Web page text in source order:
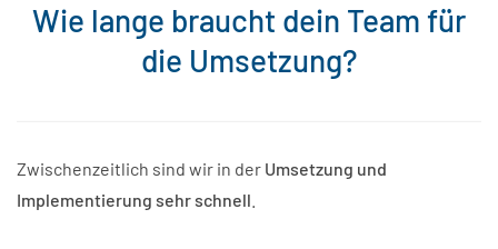
Wie lange braucht dein Team für
die Umsetzung?
Zwischenzeitlich sind wir in der Umsetzung und
Implementierung sehr schnell